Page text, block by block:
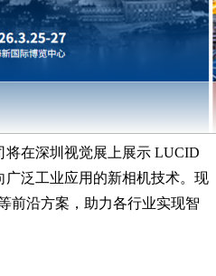
在深圳视觉展上展示 LUCID
泛工业应用的新相机技术。现
前沿方案，助力各行业实现智